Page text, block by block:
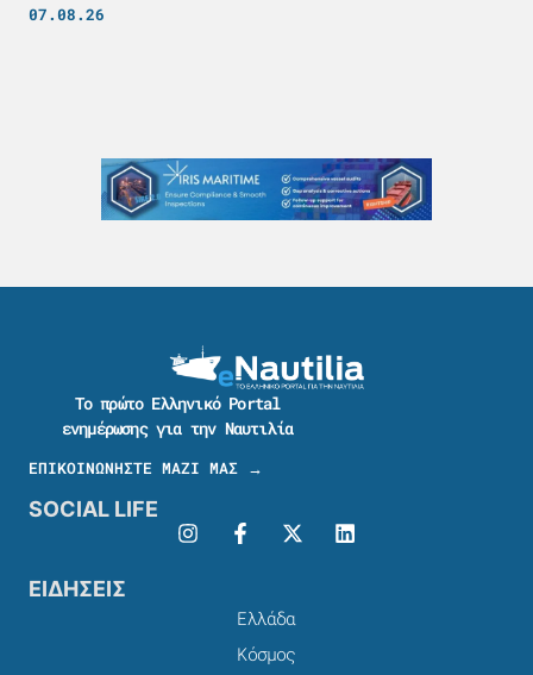
07.08.26
Το πρώτο Ελληνικό Portal
ενημέρωσης για την Ναυτιλία
ΕΠΙΚΟΙΝΩΝΗΣΤΕ ΜΑΖΙ ΜΑΣ →
SOCIAL LIFE
ΕΙΔΗΣΕΙΣ
Ελλάδα
Κόσμος